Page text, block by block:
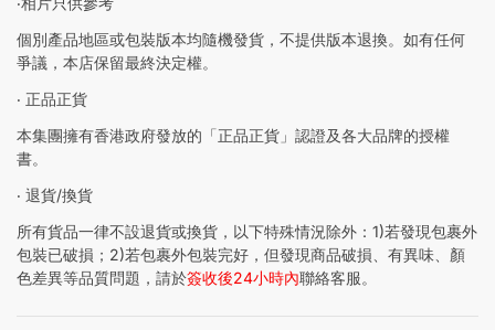
個別產品地區或包裝版本均隨機發貨，不提供版本退換。如有任何
爭議，本店保留最終決定權。
‧ 正品正貨
本集團擁有香港政府發放的「正品正貨」認證及各大品牌的授權
書。
‧ 退貨/換貨
所有貨品一律不設退貨或換貨，以下特殊情況除外：1)若發現包裹外
包裝已破損；2)若包裹外包裝完好，但發現商品破損、有異味、顏
色差異等品質問題，請於簽收後24小時內聯絡客服。